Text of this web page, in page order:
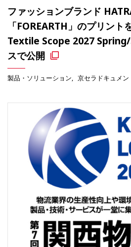
ファッションブランド
「FOREARTH」のプリント
Textile Scope 2027
スで公開
製品・ソリューション 京セラドキュメ